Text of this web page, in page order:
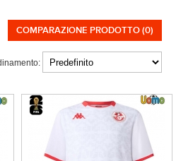
COMPARAZIONE PRODOTTO (0)